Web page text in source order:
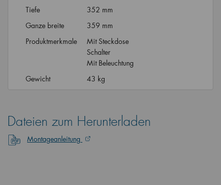
Tiefe
352 mm
Ganze breite
359 mm
Produktmerkmale
Mit Steckdose
Schalter
Mit Beleuchtung
Gewicht
43 kg
Dateien zum Herunterladen
Montageanleitung